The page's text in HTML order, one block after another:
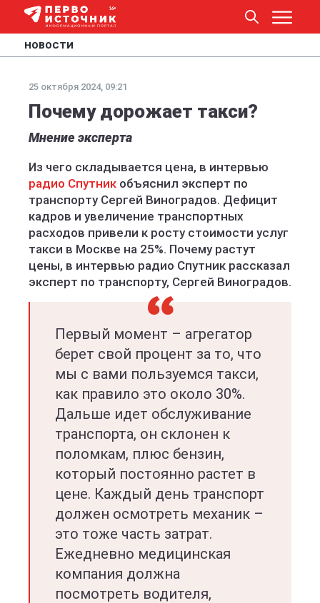
НОВОСТИ
25 октября 2024, 09:21
Почему дорожает такси?
Мнение эксперта
Из чего складывается цена, в интервью
радио Спутник объяснил эксперт по
транспорту Сергей Виноградов. Дефицит
кадров и увеличение транспортных
расходов привели к росту стоимости услуг
такси в Москве на 25%. Почему растут
цены, в интервью радио Спутник рассказал
эксперт по транспорту, Сергей Виноградов.
Первый момент – агрегатор
берет свой процент за то, что
мы с вами пользуемся такси,
как правило это около 30%.
Дальше идет обслуживание
транспорта, он склонен к
поломкам, плюс бензин,
который постоянно растет в
цене. Каждый день транспорт
должен осмотреть механик –
это тоже часть затрат.
Ежедневно медицинская
компания должна
посмотреть водителя,